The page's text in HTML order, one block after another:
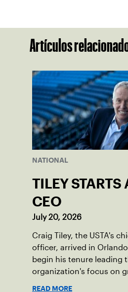
Artículos
NATIONAL
TILEY STARTS
CEO
July 20, 2026
Craig Tiley, the USTA's
officer, arrived in
begin his tenure leading
organization's focus on
READ MORE